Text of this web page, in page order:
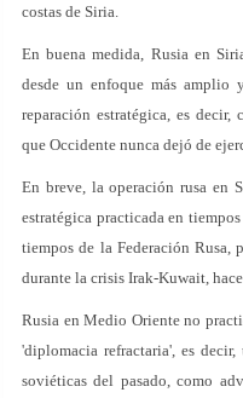
costas de Siria.
En buena medida, Rusia en
desde un enfoque más amplio
reparación estratégica, es
que Occidente nunca dejó de
En breve, la operación rusa en
estratégica practicada en
tiempos de la Federación Rusa,
durante la crisis Irak-Kuwait,
Rusia en Medio Oriente no
'diplomacia refractaria', es
soviéticas del pasado, como